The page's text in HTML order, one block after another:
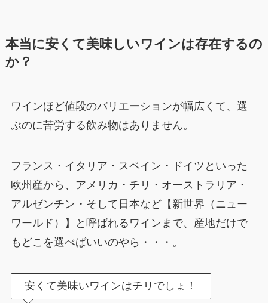
本当に安くて美味しいワインは存在するの
か？
ワインほど値段のバリエーションが幅広くて、選
ぶのに苦労する飲み物はありません。
フランス・イタリア・スペイン・ドイツといった
欧州産から、アメリカ・チリ・オーストラリア・
アルゼンチン・そして日本など【新世界（ニュー
ワールド）】と呼ばれるワインまで、産地だけで
もどこを選べばいいのやら・・・。
安くて美味いワインはチリでしょ！